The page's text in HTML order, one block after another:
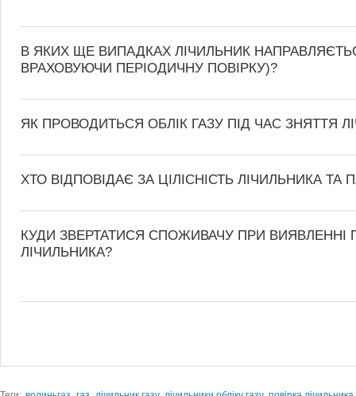
В ЯКИХ ЩЕ ВИПАДКАХ ЛІЧИЛЬНИК
ВРАХОВУЮЧИ ПЕРІОДИЧНУ ПОВІРКУ)?
ЯК ПРОВОДИТЬСЯ ОБЛІК ГАЗУ ПІД ЧАС ЗНЯТТЯ
ХТО ВІДПОВІДАЄ ЗА ЦІЛІСНІСТЬ ЛІЧИЛЬНИКА ТА
КУДИ ЗВЕРТАТИСЯ СПОЖИВАЧУ ПРИ ВИЯВЛЕННІ
ЛІЧИЛЬНИКА?